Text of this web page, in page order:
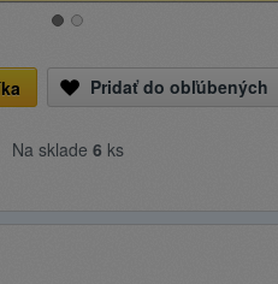
Pridať do obľúbených
Na sklade 6 ks